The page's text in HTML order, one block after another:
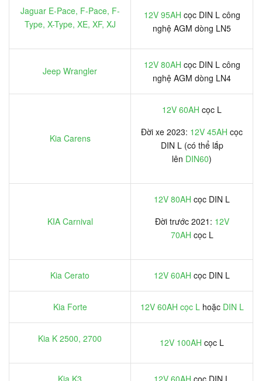
Jaguar E-Pace, F-Pace, F-
Type, X-Type, XE, XF, XJ
12V 95AH cọc DIN L công
nghệ AGM dòng LN5
Jeep Wrangler
12V 80AH cọc DIN L công
nghệ AGM dòng LN4
Kia Carens
12V 60AH cọc L
Đời xe 2023: 12V 45AH cọc
DIN L (có thể lắp
lên DIN60)
KIA Carnival
12V 80AH cọc DIN L
Đời trước 2021: 12V
70AH cọc L
Kia Cerato 12V 60AH cọc DIN L
Kia Forte 12V 60AH cọc Lhoặc DIN L
Kia K 2500, 2700 12V 100AH cọc L
Kia K3 12V 60AH cọc DIN L